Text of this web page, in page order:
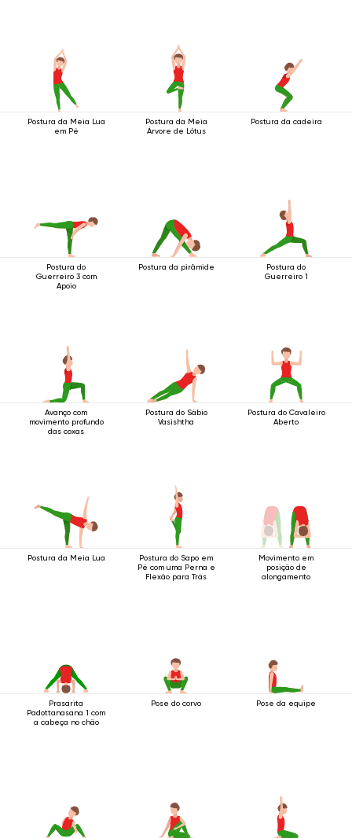
Postura da Meia Lua
em Pé
Postura da Meia
Árvore de Lótus
Postura da cadeira
Postura do
Guerreiro 3 com
Apoio
Postura da pirâmide
Postura do
Guerreiro 1
Avanço com
movimento profundo
das coxas
Postura do Sábio
Vasishtha
Postura do Cavaleiro
Aberto
Postura da Meia Lua
Postura do Sapo em
Pé com uma Perna e
Flexão para Trás
Movimento em
posição de
alongamento
Prasarita
Padottanasana 1 com
a cabeça no chão
Pose do corvo Pose da equipe